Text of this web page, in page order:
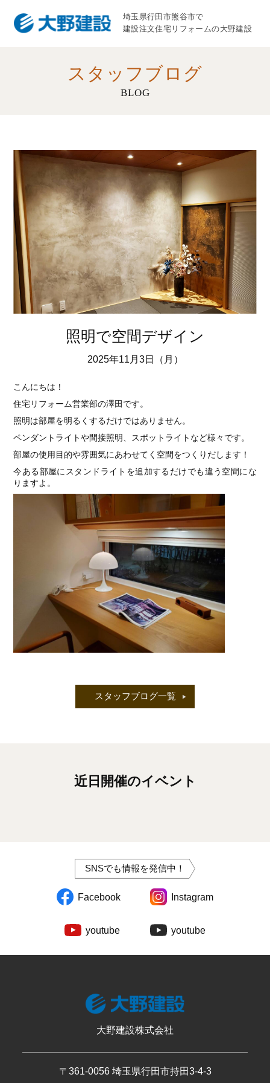
埼玉県行田市熊谷市で
建設注文住宅リフォームの大野建設
スタッフブログ
BLOG
照明で空間デザイン
2025年11月3日（月）
こんにちは！
住宅リフォーム営業部の澤田です。
照明は部屋を明るくするだけではありません。
ペンダントライトや間接照明、スポットライトなど様々です。
部屋の使用目的や雰囲気にあわせてく空間をつくりだします！
今ある部屋にスタンドライトを追加するだけでも違う空間にな
りますよ。
スタッフブログ一覧
近日開催のイベント
SNSでも情報を発信中！
Facebook Instagram
youtube youtube
大野建設株式会社
〒361-0056 埼玉県行田市持田3-4-3